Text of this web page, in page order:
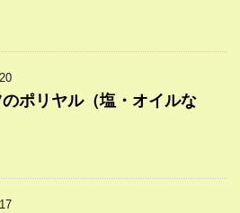
のポリヤル（塩・オイルな